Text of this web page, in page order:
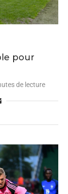
pour
de lecture